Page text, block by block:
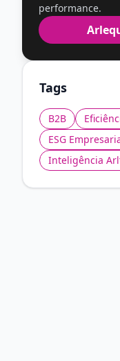
performance.
Tags
B2B
ESG
Inteligência